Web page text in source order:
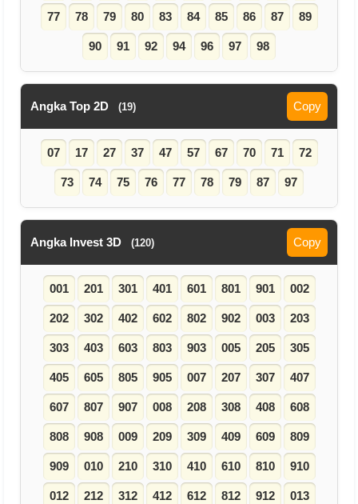
77 78 79 80 83 84 85 86 87 89
90 91 92 94 96 97 98
Angka Top 2D (19) Copy
07 17 27 37 47 57 67 70 71 72
73 74 75 76 77 78 79 87 97
Angka Invest 3D (120) Copy
001 201 301 401 601 801 901 002
202 302 402 602 802 902 003 203
303 403 603 803 903 005 205 305
405 605 805 905 007 207 307 407
607 807 907 008 208 308 408 608
808 908 009 209 309 409 609 809
909 010 210 310 410 610 810 910
012 212 312 412 612 812 912 013